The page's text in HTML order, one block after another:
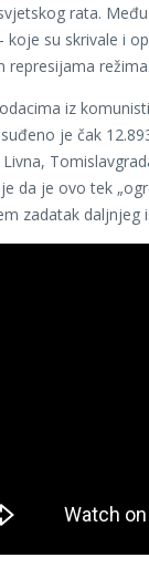
rata.
koje su skrivale i
represijama režima.
iz
je čak
Livna,
da je ovo tek
zadatak daljnjeg